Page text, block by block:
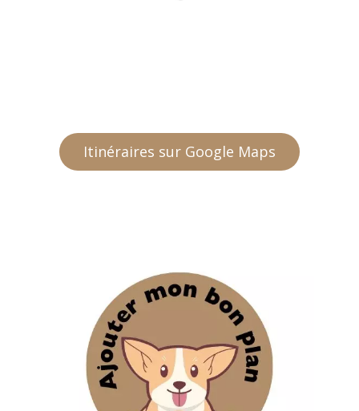
Itinéraires sur Google Maps